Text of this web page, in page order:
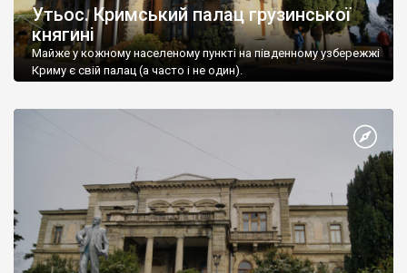
Утьос. Кримський палац грузинської
княгині
Майже у кожному населеному пункті на південному узбережжі
Криму є свій палац (а часто і не один).